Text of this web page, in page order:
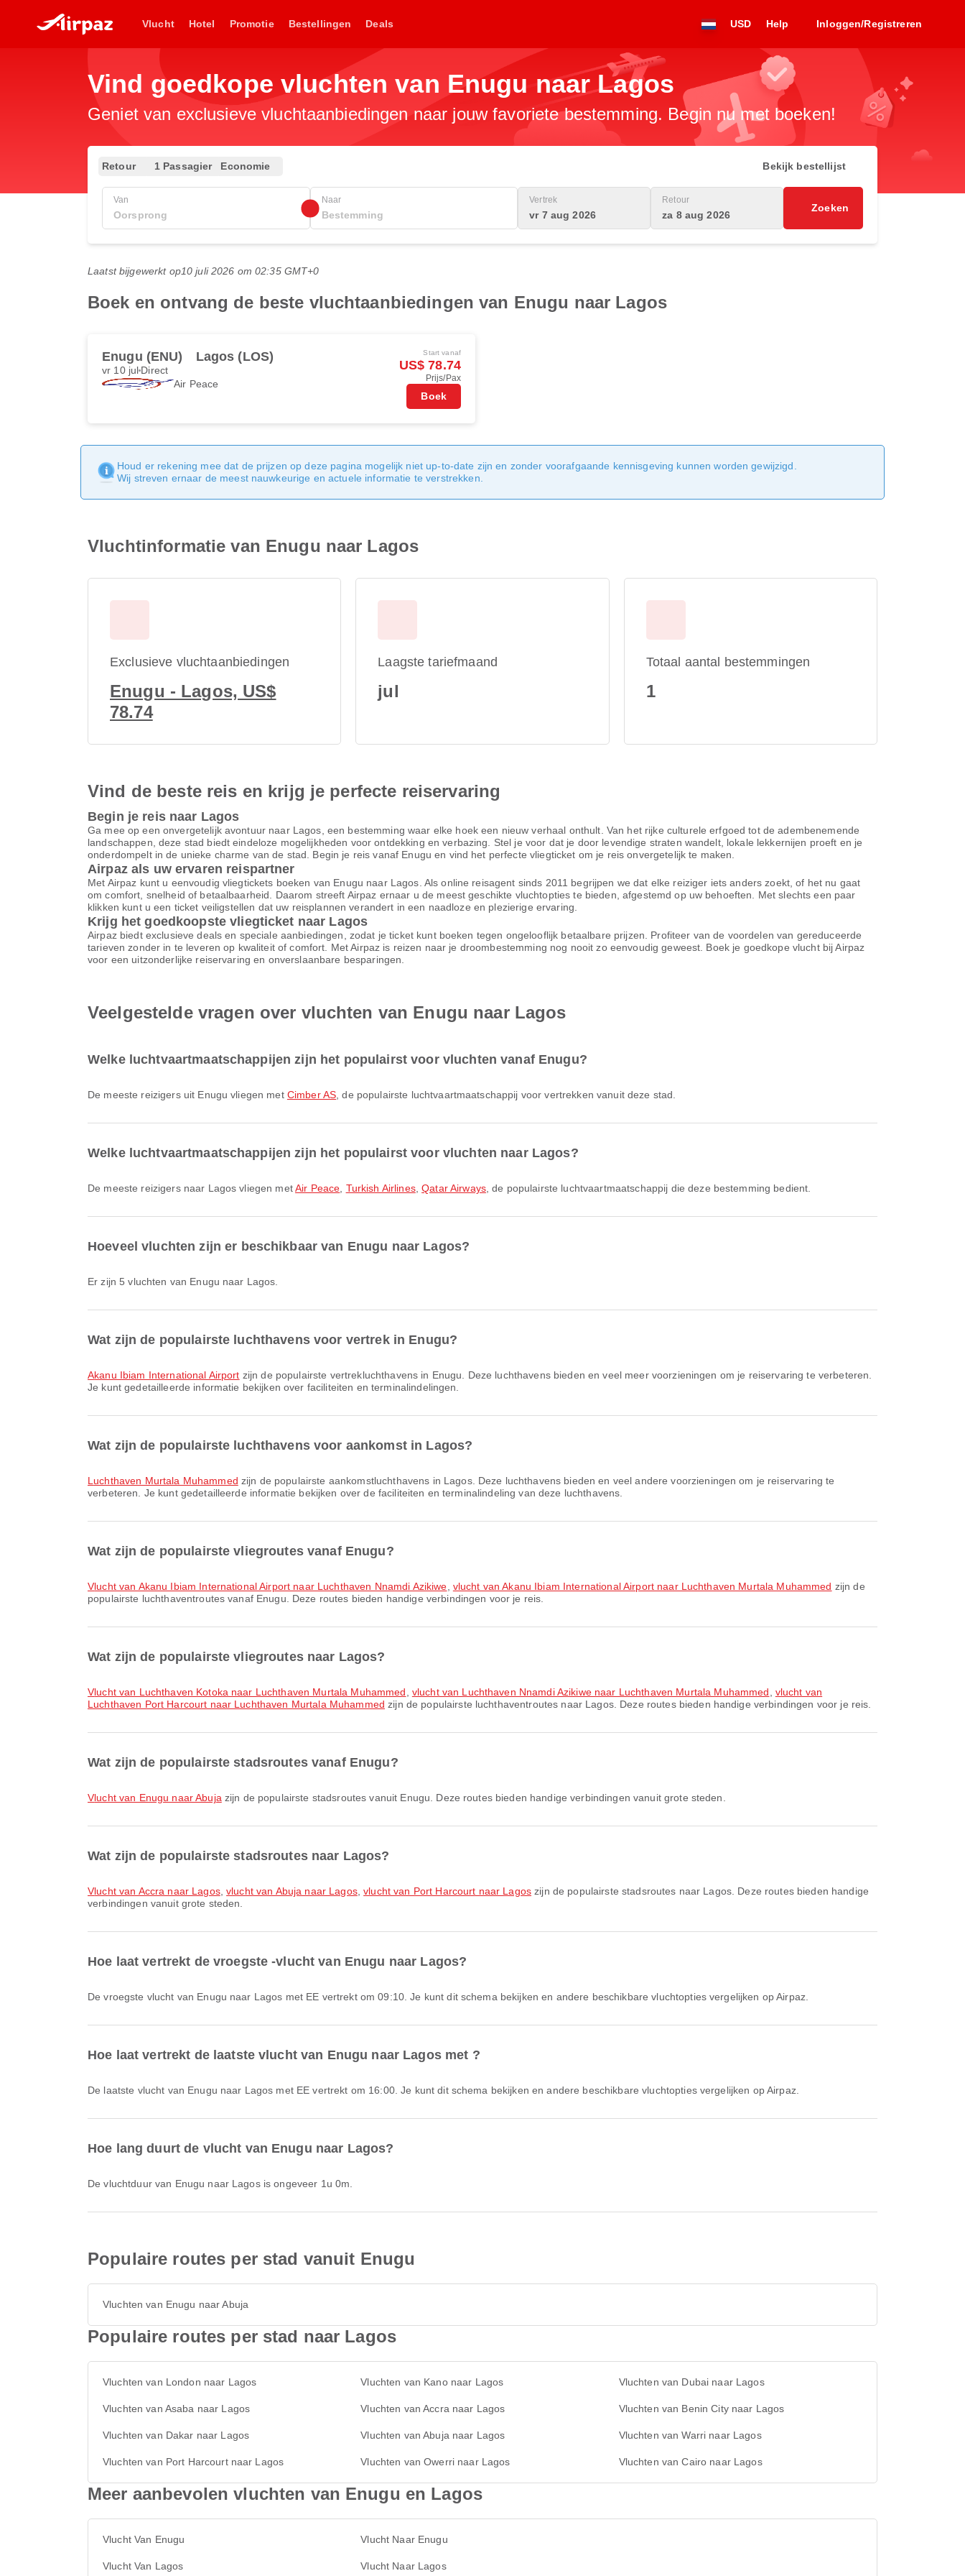
Vlucht Hotel Promotie Bestellingen Deals USD Help Inloggen/Registreren
Vind goedkope vluchten van Enugu naar Lagos
Geniet van exclusieve vluchtaanbiedingen naar jouw favoriete bestemming. Begin nu met boeken!
Retour 1 Passagier Economie Bekijk bestellijst
Van Naar Vertrek
vr 7 aug 2026
Retour
za 8 aug 2026
Zoeken
Laatst bijgewerkt op10 juli 2026 om 02:35 GMT+0
Boek en ontvang de beste vluchtaanbiedingen van Enugu naar Lagos
Enugu (ENU) Lagos (LOS)
vr 10 jul Direct
Air Peace
Start vanaf
US$ 78.74
Prijs/Pax
Boek
Houd er rekening mee dat de prijzen op deze pagina mogelijk niet up-to-date zijn en zonder voorafgaande kennisgeving kunnen worden gewijzigd.
Wij streven ernaar de meest nauwkeurige en actuele informatie te verstrekken.
Vluchtinformatie van Enugu naar Lagos
Exclusieve vluchtaanbiedingen
Enugu - Lagos, US$
78.74
Laagste tariefmaand
jul
Totaal aantal bestemmingen
1
Vind de beste reis en krijg je perfecte reiservaring
Begin je reis naar Lagos
Ga mee op een onvergetelijk avontuur naar Lagos, een bestemming waar elke hoek een nieuw verhaal onthult. Van het rijke culturele erfgoed tot de adembenemende
landschappen, deze stad biedt eindeloze mogelijkheden voor ontdekking en verbazing. Stel je voor dat je door levendige straten wandelt, lokale lekkernijen proeft en je
onderdompelt in de unieke charme van de stad. Begin je reis vanaf Enugu en vind het perfecte vliegticket om je reis onvergetelijk te maken.
Airpaz als uw ervaren reispartner
Met Airpaz kunt u eenvoudig vliegtickets boeken van Enugu naar Lagos. Als online reisagent sinds 2011 begrijpen we dat elke reiziger iets anders zoekt, of het nu gaat
om comfort, snelheid of betaalbaarheid. Daarom streeft Airpaz ernaar u de meest geschikte vluchtopties te bieden, afgestemd op uw behoeften. Met slechts een paar
klikken kunt u een ticket veiligstellen dat uw reisplannen verandert in een naadloze en plezierige ervaring.
Krijg het goedkoopste vliegticket naar Lagos
Airpaz biedt exclusieve deals en speciale aanbiedingen, zodat je ticket kunt boeken tegen ongelooflijk betaalbare prijzen. Profiteer van de voordelen van gereduceerde
tarieven zonder in te leveren op kwaliteit of comfort. Met Airpaz is reizen naar je droombestemming nog nooit zo eenvoudig geweest. Boek je goedkope vlucht bij Airpaz
voor een uitzonderlijke reiservaring en onverslaanbare besparingen.
Veelgestelde vragen over vluchten van Enugu naar Lagos
Welke luchtvaartmaatschappijen zijn het populairst voor vluchten vanaf Enugu?
De meeste reizigers uit Enugu vliegen met Cimber AS , de populairste luchtvaartmaatschappij voor vertrekken vanuit deze stad.
Welke luchtvaartmaatschappijen zijn het populairst voor vluchten naar Lagos?
De meeste reizigers naar Lagos vliegen metAir Peace Turkish Airlines,Qatar Airways, de populairste luchtvaartmaatschappij die deze bestemming bedient.
Hoeveel vluchten zijn er beschikbaar van Enugu naar Lagos?
Er zijn 5 vluchten van Enugu naar Lagos.
Wat zijn de populairste luchthavens voor vertrek in Enugu?
Akanu Ibiam International Airport zijn de populairste vertrek­lucht­havens in Enugu. Deze luchthavens bieden en veel meer voorzieningen om je reiservaring te verbeteren.
Je kunt gedetailleerde informatie bekijken over faciliteiten en terminalindelingen.
Wat zijn de populairste luchthavens voor aankomst in Lagos?
Luchthaven Murtala Muhammed zijn de populairste aankomstluchthavens in Lagos. Deze luchthavens bieden en veel andere voorzieningen om je reiservaring te
verbeteren. Je kunt gedetailleerde informatie bekijken over de faciliteiten en terminalindeling van deze luchthavens.
Wat zijn de populairste vliegroutes vanaf Enugu?
vlucht van Akanu Ibiam International Airport naar Luchthaven Nnamdi Azikiwe vlucht van Akanu Ibiam International Airport naar Luchthaven Murtala Muhammed zijn de
populairste luchthaventroutes vanaf Enugu. Deze routes bieden handige verbindingen voor je reis.
Wat zijn de populairste vliegroutes naar Lagos?
vlucht van Luchthaven Kotoka naar Luchthaven Murtala Muhammed vlucht van Luchthaven Nnamdi Azikiwe naar Luchthaven Murtala Muhammed
vlucht van
Luchthaven Port Harcourt naar Luchthaven Murtala Muhammed zijn de populairste luchthaventroutes naar Lagos. Deze routes bieden handige verbindingen voor je reis.
Wat zijn de populairste stadsroutes vanaf Enugu?
vlucht van Enugu naar Abuja zijn de populairste stadsroutes vanuit Enugu. Deze routes bieden handige verbindingen vanuit grote steden.
Wat zijn de populairste stadsroutes naar Lagos?
vlucht van Accra naar Lagos,vlucht van Abuja naar Lagos,vlucht van Port Harcourt naar Lagos zijn de populairste stadsroutes naar Lagos. Deze routes bieden handige
verbindingen vanuit grote steden.
Hoe laat vertrekt de vroegste -vlucht van Enugu naar Lagos?
De vroegste vlucht van Enugu naar Lagos met EE vertrekt om 09:10. Je kunt dit schema bekijken en andere beschikbare vluchtopties vergelijken op Airpaz.
Hoe laat vertrekt de laatste vlucht van Enugu naar Lagos met ?
De laatste vlucht van Enugu naar Lagos met EE vertrekt om 16:00. Je kunt dit schema bekijken en andere beschikbare vluchtopties vergelijken op Airpaz.
Hoe lang duurt de vlucht van Enugu naar Lagos?
De vluchtduur van Enugu naar Lagos is ongeveer 1u 0m.
Populaire routes per stad vanuit Enugu
Vluchten van Enugu naar Abuja
Populaire routes per stad naar Lagos
Vluchten van London naar Lagos Vluchten van Kano naar Lagos Vluchten van Dubai naar Lagos
Vluchten van Asaba naar Lagos Vluchten van Accra naar Lagos Vluchten van Benin City naar Lagos
Vluchten van Dakar naar Lagos Vluchten van Abuja naar Lagos Vluchten van Warri naar Lagos
Vluchten van Port Harcourt naar Lagos Vluchten van Owerri naar Lagos Vluchten van Cairo naar Lagos
Meer aanbevolen vluchten van Enugu en Lagos
Vlucht Van Enugu
Vlucht Van Lagos
Vlucht Naar Enugu
Vlucht Naar Lagos